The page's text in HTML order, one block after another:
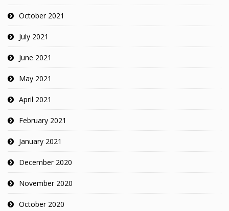
October 2021
July 2021
June 2021
May 2021
April 2021
February 2021
January 2021
December 2020
November 2020
October 2020